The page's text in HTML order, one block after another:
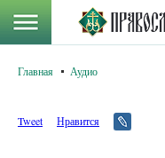
Главная Аудио
Tweet Нравится